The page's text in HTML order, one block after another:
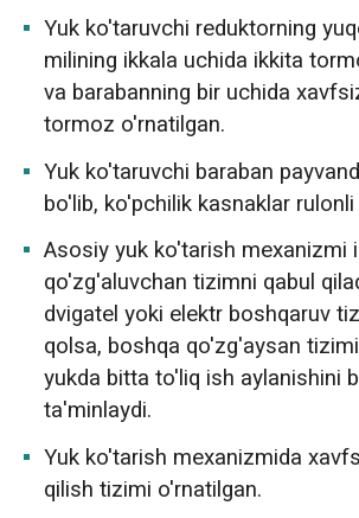
Yuk ko'taruvchi reduktorning
milining ikkala uchida ikkita
va barabanning bir uchida
tormoz o'rnatilgan.
Yuk ko'taruvchi baraban
bo'lib, ko'pchilik kasnaklar
Asosiy yuk ko'tarish mexanizmi
qo'zg'aluvchan tizimni qabul
dvigatel yoki elektr boshqaruv
qolsa, boshqa qo'zg'aysan
yukda bitta to'liq ish aylanishini
ta'minlaydi.
Yuk ko'tarish mexanizmida
qilish tizimi o'rnatilgan.